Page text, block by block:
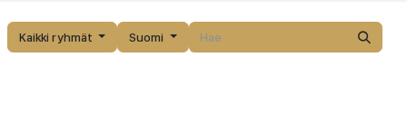
Kaikki ryhmät Suomi